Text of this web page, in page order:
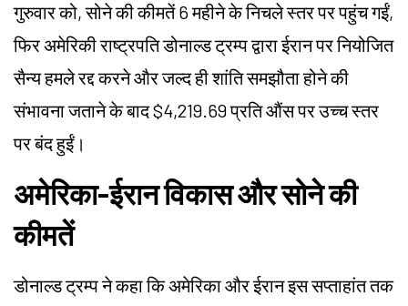
गुरुवार को, सोने की कीमतें 6 महीने के निचले स्तर पर पहुंच गईं,
फिर अमेरिकी राष्ट्रपति डोनाल्ड ट्रम्प द्वारा ईरान पर नियोजित
सैन्य हमले रद्द करने और जल्द ही शांति समझौता होने की
संभावना जताने के बाद $4,219.69 प्रति औंस पर उच्च स्तर
पर बंद हुईं।
अमेरिका-ईरान विकास और सोने की
कीमतें
डोनाल्ड ट्रम्प ने कहा कि अमेरिका और ईरान इस सप्ताहांत तक